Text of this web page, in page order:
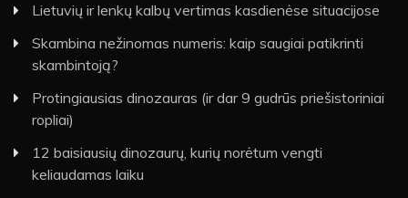
Lietuvių ir lenkų kalbų vertimas kasdienėse situacijose
Skambina nežinomas numeris: kaip saugiai patikrinti
skambintoją?
Protingiausias dinozauras (ir dar 9 gudrūs priešistoriniai
ropliai)
12 baisiausių dinozaurų, kurių norėtum vengti
keliaudamas laiku